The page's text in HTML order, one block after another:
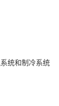
统和制冷系统